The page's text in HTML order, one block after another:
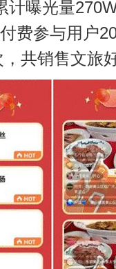
计曝光量
费参与用户
共销售文旅